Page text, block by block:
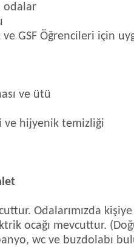
odalar
GSF Öğrencileri için
ve ütü
ve hijyenik temizliği
Odalarımızda
ocağı mevcuttur.
wc ve buzdolabı